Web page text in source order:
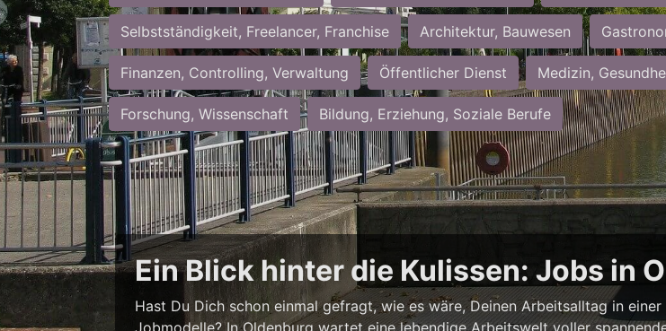
Selbstständigkeit, Freelancer, Franchise Architektur, Bauwesen
Finanzen, Controlling, Verwaltung Öffentlicher Dienst Medizin,
Forschung, Wissenschaft Bildung, Erziehung, Soziale Berufe
Ein Blick hinter die Kulissen: Jobs in
Hast Du Dich schon einmal gefragt, wie es wäre, Deinen Arbeitsalltag in